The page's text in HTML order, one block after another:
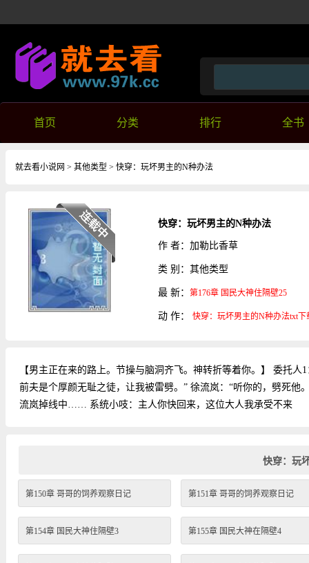
首页 分类 排行 全书
就去看小说网 > 其他类型 > 快穿：玩坏男主的N种办法
快穿：玩坏男主的N种办法
作 者：加勒比香草
类 别：其他类型
最 新： 第176章 国民大神住隔壁25
动 作： 快穿：玩坏男主的N种办法txt下
【男主正在来的路上。节操与脑洞齐飞。神转折等着你。】 委托
前夫是个厚颜无耻之徒，让我被雷劈。” 徐流岚：“听你的，劈死他
流岚掉线中…… 系统小吱：主人你快回来，这位大人我承受不来
快穿：玩
第150章 哥哥的饲养观察日记 第151章 哥哥的饲养观察日记
第154章 国民大神住隔壁3 第155章 国民大神在隔壁4